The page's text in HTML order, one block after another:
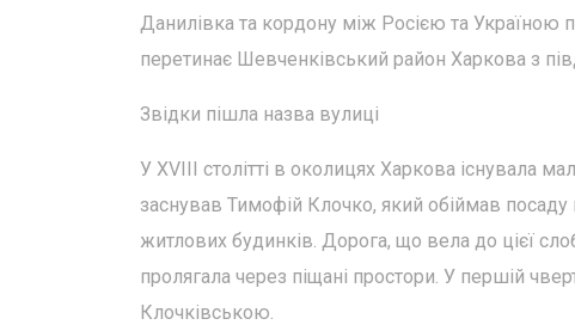
Данилівка та кордону між Росією та
перетинає Шевченківський район Харкова з
Звідки пішла назва вулиці
У XVIII столітті в околицях Харкова існувала
заснував Тимофій Клочко, який обіймав
житлових будинків. Дорога, що вела до цієї
пролягала через піщані простори. У першій
Клочківською.